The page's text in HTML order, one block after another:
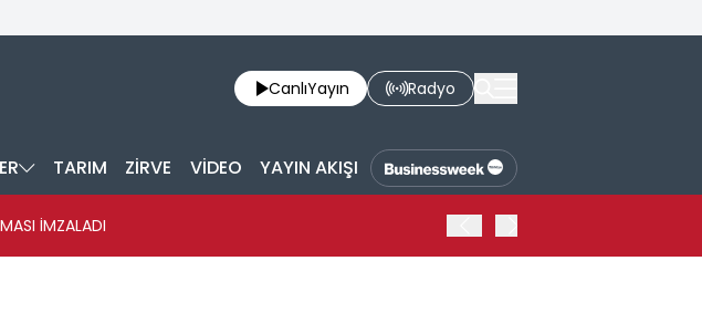
CanlıYayın Radyo
TARIM ZİRVE VİDEO YAYIN AKIŞI
İMZALADI